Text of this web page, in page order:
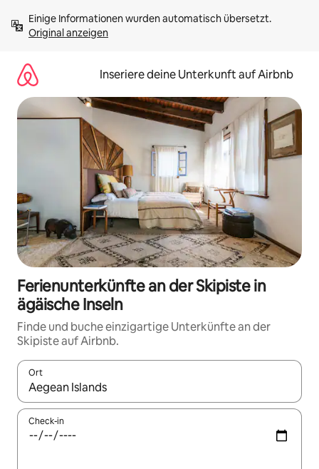
Inhalten
springenOriginal anzeigen
Inseriere deine Unterkunft auf Airbnb
Ferienunterkünfte an der Skipiste in
ägäische Inseln
Finde und buche einzigartige Unterkünfte an der
Skipiste auf Airbnb.
Ort
Wenn Ergebnisse verfügbar sind, navigiere mit den
Check-in